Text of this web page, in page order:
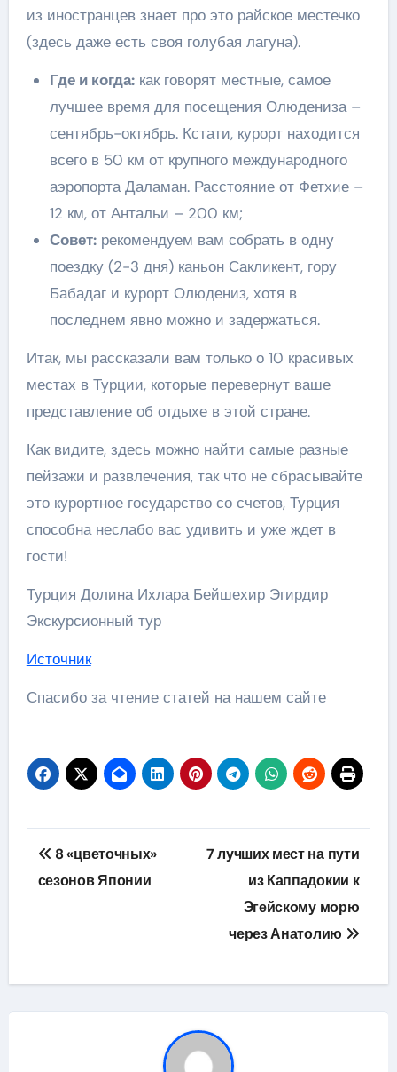
из иностранцев знает про это райское местечко
(здесь даже есть своя голубая лагуна).
Где и когда:как говорят местные, самое
лучшее время для посещения Олюдениза –
сентябрь-октябрь. Кстати, курорт находится
всего в 50 км от крупного международного
аэропорта Даламан. Расстояние от Фетхие –
12 км, от Антальи – 200 км;
Совет:рекомендуем вам собрать в одну
поездку (2-3 дня) каньон Сакликент, гору
Бабадаг и курорт Олюдениз, хотя в
последнем явно можно и задержаться.
Итак, мы рассказали вам только о 10 красивых
местах в Турции, которые перевернут ваше
представление об отдыхе в этой стране.
Как видите, здесь можно найти самые разные
пейзажи и развлечения, так что не сбрасывайте
это курортное государство со счетов, Турция
способна неслабо вас удивить и уже ждет в
гости!
Турция Долина Ихлара Бейшехир Эгирдир
Экскурсионный тур
Источник
Спасибо за чтение статей на нашем сайте
Навигация
по
8 «цветочных»
сезонов Японии
7 лучших мест на пути
из Каппадокии к
Эгейскому морю
через Анатолию